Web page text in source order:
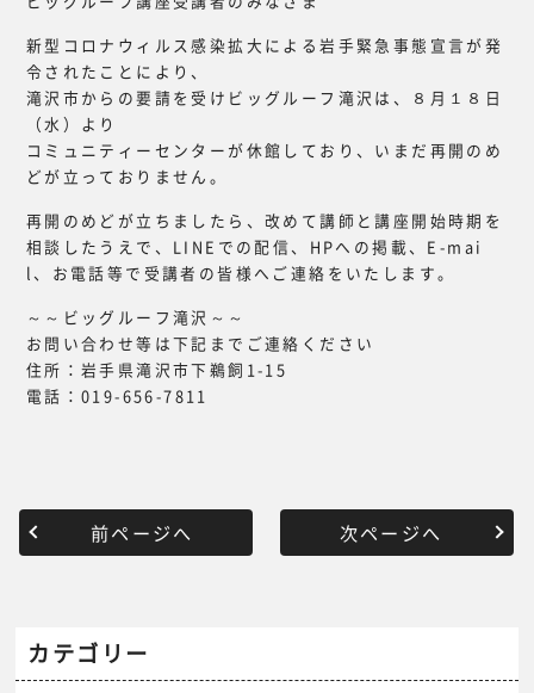
新型コロナウィルス感染拡大による岩手緊急事態宣言が発
令されたことにより、
滝沢市からの要請を受けビッグルーフ滝沢は、８月１８日
（水）より
コミュニティーセンターが休館しており、いまだ再開のめ
どが立っておりません。
再開のめどが立ちましたら、改めて講師と講座開始時期を
相談したうえで、LINEでの配信、HPへの掲載、E-mai
l、お電話等で受講者の皆様へご連絡をいたします。
～～ビッグルーフ滝沢～～
お問い合わせ等は下記までご連絡ください
住所：岩手県滝沢市下鵜飼1-15
電話：019-656-7811
前ページへ 次ページへ
カテゴリー